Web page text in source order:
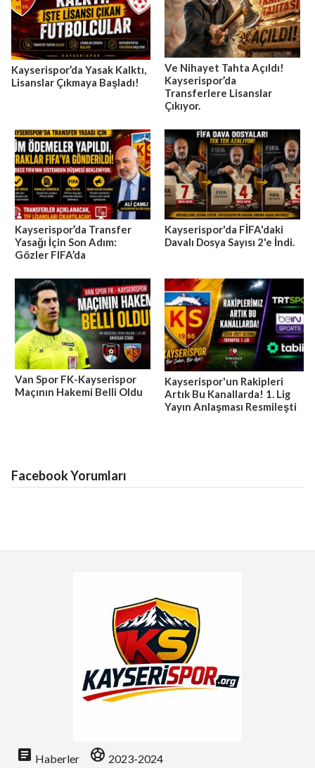
Kayserispor’da Yasak Kalktı,
Lisanslar Çıkmaya Başladı!
Ve Nihayet Tahta Açıldı!
Kayserispor’da
Transferlere Lisanslar
Çıkıyor.
Kayserispor’da Transfer
Yasağı İçin Son Adım:
Gözler FIFA’da
Kayserispor'da FİFA'daki
Davalı Dosya Sayısı 2'e İndi.
Van Spor FK-Kayserispor
Maçının Hakemi Belli Oldu
Kayserispor'un Rakipleri
Artık Bu Kanallarda! 1. Lig
Yayın Anlaşması Resmileşti
Facebook Yorumları
article Haberler sports_soccer 2023-2024